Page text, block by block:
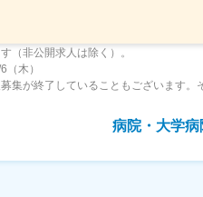
（非公開求人は除く）。
木）
集が終了していることもございます
病院・大学病